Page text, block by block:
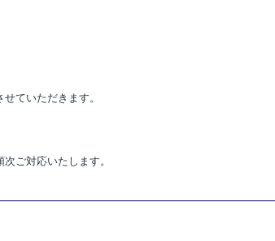
ていただきます。
ご対応いたします。